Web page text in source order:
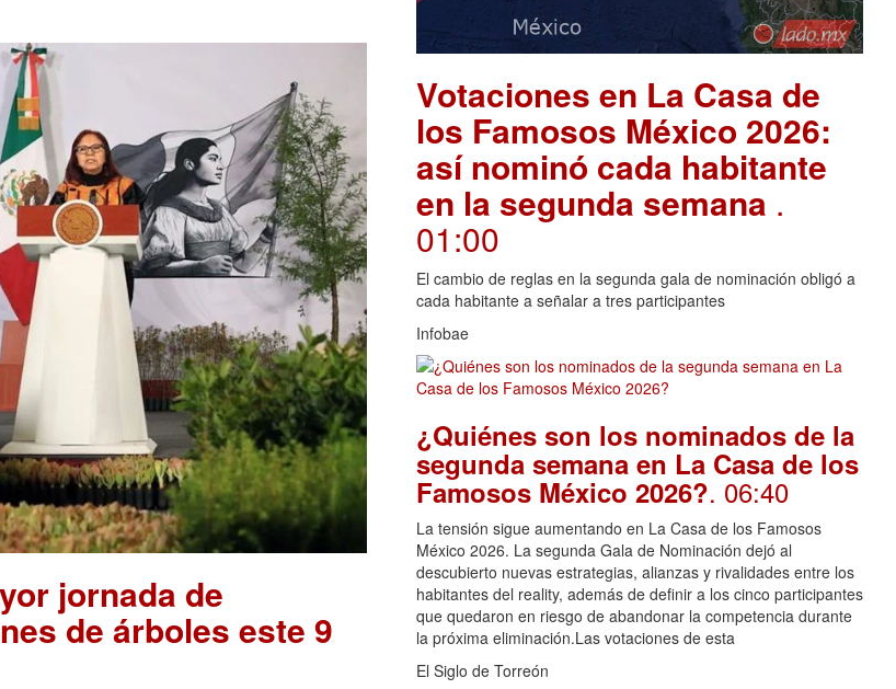
jornada de
de árboles este 9
Votaciones en La Casa de
los Famosos México 2026:
así nominó cada habitante
en la segunda semana .
01:00
El cambio de reglas en la segunda gala de nominación obligó a
cada habitante a señalar a tres participantes
Infobae
¿Quiénes son los nominados de la
segunda semana en La Casa de los
Famosos México 2026?. 06:40
La tensión sigue aumentando en La Casa de los Famosos
México 2026. La segunda Gala de Nominación dejó al
descubierto nuevas estrategias, alianzas y rivalidades entre los
habitantes del reality, además de definir a los cinco participantes
que quedaron en riesgo de abandonar la competencia durante
la próxima eliminación.Las votaciones de esta
El Siglo de Torreón